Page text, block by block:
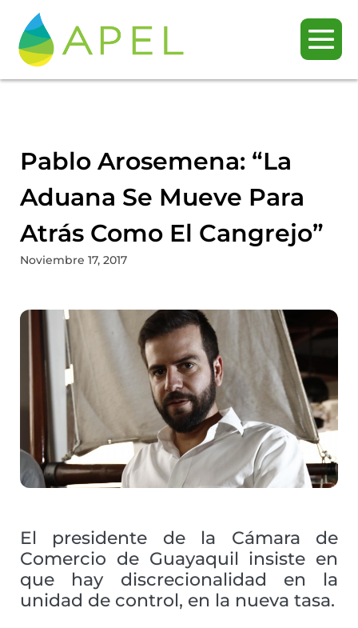
Pablo Arosemena: “La
Aduana Se Mueve Para
Atrás Como El Cangrejo”
Noviembre 17, 2017
El presidente de la Cámara de
Comercio de Guayaquil insiste en
que hay discrecionalidad en la
unidad de control, en la nueva tasa.